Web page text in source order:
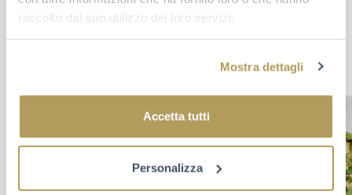
raccolto dal suo utilizzo dei loro servizi.
Mostra dettagli
Accetta tutti
Personalizza